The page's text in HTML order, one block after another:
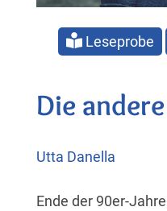
Leseprobe
Die
Utta Danella
Ende der 90er-